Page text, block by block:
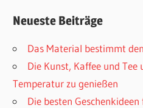
Neueste Beiträge
Das Material bestimmt
Die Kunst, Kaffee und
Temperatur zu genießen
Die besten